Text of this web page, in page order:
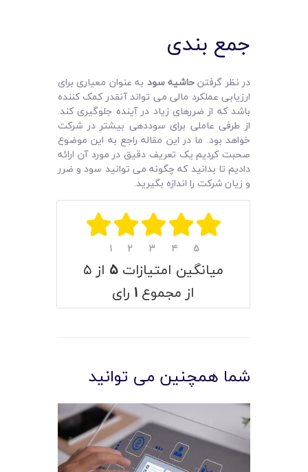
جمع‌ بندی
در نظر گرفتنحاشیه سود به عنوان معیاری برای
ارزیابی عملکرد مالی می‌ تواند آنقدر کمک کننده
باشد که از ضررهای زیاد در آینده جلوگیری کند.
از طرفی عاملی برای سوددهی بیشتر در شرکت
خواهد بود. ما در این مقاله راجع به این موضوع
صحبت کردیم یک تعریف دقیق در مورد آن ارائه
دادیم تا بدانید که چگونه می‌ توانید سود و ضرر
و زیان شرکت را اندازه بگیرید.
۱ ۲ ۳ ۴ ۵
میانگین امتیازات ۵ از ۵
از مجموع ۱ رای
شما همچنین می توانید